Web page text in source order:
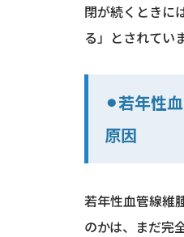
閉が続くときに
る」とされてい
⚫︎若年性
原因
若年性血管線維
のかは、まだ完